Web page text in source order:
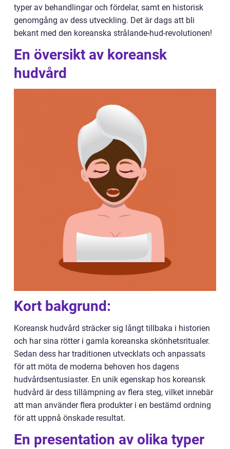
typer av behandlingar och fördelar, samt en historisk
genomgång av dess utveckling. Det är dags att bli
bekant med den koreanska strålande-hud-revolutionen!
En översikt av koreansk
hudvård
Kort bakgrund:
Koreansk hudvård sträcker sig långt tillbaka i historien
och har sina rötter i gamla koreanska skönhetsritualer.
Sedan dess har traditionen utvecklats och anpassats
för att möta de moderna behoven hos dagens
hudvårdsentusiaster. En unik egenskap hos koreansk
hudvård är dess tillämpning av flera steg, vilket innebär
att man använder flera produkter i en bestämd ordning
för att uppnå önskade resultat.
En presentation av olika typer